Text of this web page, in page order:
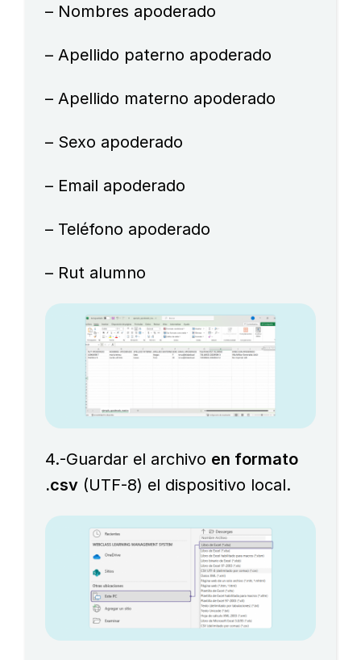
– Nombres apoderado
– Apellido paterno apoderado
– Apellido materno apoderado
– Sexo apoderado
– Email apoderado
– Teléfono apoderado
– Rut alumno
4.-Guardar el archivo en formato
.csv (UTF-8) el dispositivo local.